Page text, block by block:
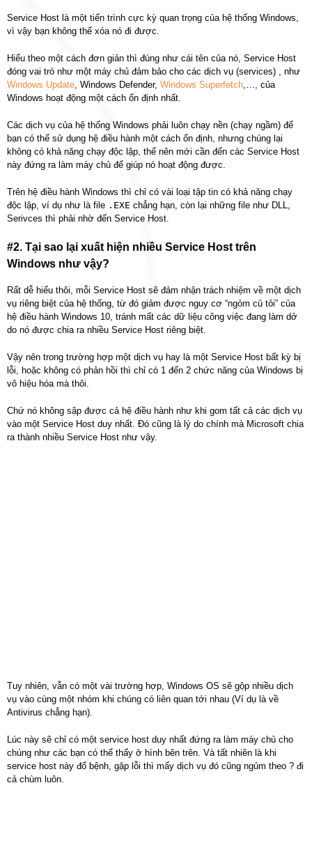
Service Host là một tiến trình cực kỳ quan trọng của hệ thống Windows,
vì vậy bạn không thể xóa nó đi được.
Hiểu theo một cách đơn giản thì đúng như cái tên của nó, Service Host
đóng vai trò như một máy chủ đảm bảo cho các dịch vụ (services) , như
Windows Update , Windows Defender, Windows Superfetch ,…, của
Windows hoạt động một cách ổn định nhất.
Các dịch vụ của hệ thống Windows phải luôn chạy nền (chạy ngầm) để
bạn có thể sử dụng hệ điều hành một cách ổn định, nhưng chúng lại
không có khả năng chạy độc lập, thế nên mới cần đến các Service Host
này đứng ra làm máy chủ để giúp nó hoạt động được.
Trên hệ điều hành Windows thì chỉ có vài loại tập tin có khả năng chạy
độc lập, ví dụ như là file .EXE chẳng hạn, còn lại những file như DLL,
Serivces thì phải nhờ đến Service Host.
#2. Tại sao lại xuất hiện nhiều Service Host trên
Windows như vậy?
Rất dễ hiểu thôi, mỗi Service Host sẽ đảm nhận trách nhiệm về một dịch
vụ riêng biệt của hệ thống, từ đó giảm được nguy cơ “ngỏm củ tỏi” của
hệ điều hành Windows 10, tránh mất các dữ liệu công việc đang làm dở
do nó được chia ra nhiều Service Host riêng biệt.
Vậy nên trong trường hợp một dịch vụ hay là một Service Host bất kỳ bị
lỗi, hoặc không có phản hồi thì chỉ có 1 đến 2 chức năng của Windows bị
vô hiệu hóa mà thôi.
Chứ nó không sập được cả hệ điều hành như khi gom tất cả các dịch vụ
vào một Service Host duy nhất. Đó cũng là lý do chính mà Microsoft chia
ra thành nhiều Service Host như vậy.
Tuy nhiên, vẫn có một vài trường hợp, Windows OS sẽ gộp nhiều dịch
vụ vào cùng một nhóm khi chúng có liên quan tới nhau (Ví dụ là về
Antivirus chẳng hạn).
Lúc này sẽ chỉ có một service host duy nhất đứng ra làm máy chủ cho
chúng như các bạn có thể thấy ở hình bên trên. Và tất nhiên là khi
service host này đổ bệnh, gặp lỗi thì mấy dịch vụ đó cũng ngủm theo ? đi
cả chùm luôn.